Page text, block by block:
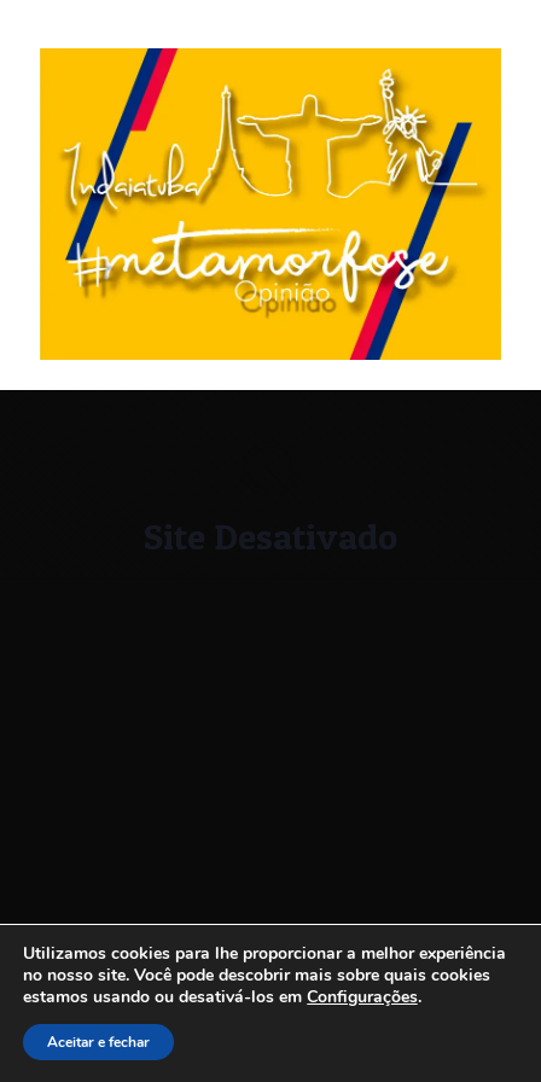
Site Desativado
Utilizamos cookies para lhe proporcionar a melhor experiência
no nosso site. Você pode descobrir mais sobre quais cookies
estamos usando ou desativá-los em Configurações.
Aceitar e fechar